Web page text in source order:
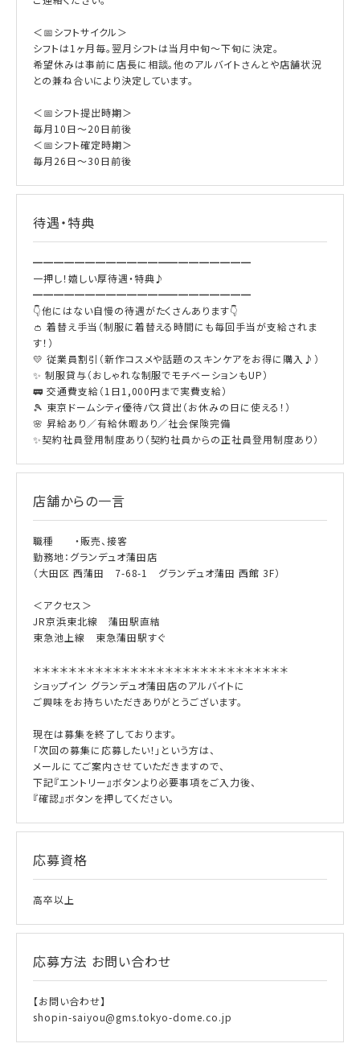
＜📅シフトサイクル＞
シフトは1ヶ月毎。翌月シフトは当月中旬～下旬に決定。
希望休みは事前に店長に相談。他のアルバイトさんとや店舗状況
との兼ね合いにより決定しています。
＜📅シフト提出時期＞
毎月10日～20日前後
＜📅シフト確定時期＞
毎月26日～30日前後
待遇・特典
━━━━━━━━━━━━━━━━━━━━━
一押し！嬉しい厚待遇・特典♪
━━━━━━━━━━━━━━━━━━━━━
👇他にはない自慢の待遇がたくさんあります👇
👛 着替え手当（制服に着替える時間にも毎回手当が支給されま
す！）
💛 従業員割引（新作コスメや話題のスキンケアをお得に購入♪）
✨ 制服貸与（おしゃれな制服でモチベーションもUP）
🚃 交通費支給（1日1,000円まで実費支給）
🎾 東京ドームシティ優待パス貸出（お休みの日に使える！）
🌸 昇給あり／有給休暇あり／社会保険完備
✨契約社員登用制度あり（契約社員からの正社員登用制度あり）
店舗からの一言
職種 ・販売、接客
勤務地：グランデュオ蒲田店
（大田区 西蒲田 7-68-1 グランデュオ蒲田 西館 3F）
＜アクセス＞
JR京浜東北線 蒲田駅直結
東急池上線 東急蒲田駅すぐ
＊＊＊＊＊＊＊＊＊＊＊＊＊＊＊＊＊＊＊＊＊＊＊＊＊＊＊＊＊
ショップイン グランデュオ蒲田店のアルバイトに
ご興味をお持ちいただきありがとうございます。
現在は募集を終了しております。
「次回の募集に応募したい！」という方は、
メールにてご案内させていただきますので、
下記『エントリー』ボタンより必要事項をご入力後、
『確認』ボタンを押してください。
応募資格
高卒以上
応募方法 お問い合わせ
【お問い合わせ】
shopin-saiyou@gms.tokyo-dome.co.jp